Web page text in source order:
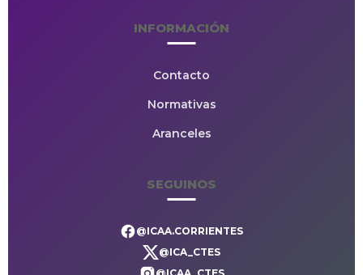
INFORMACIÓN
Contacto
Normativas
Aranceles
SEGUINOS
@ICAA.CORRIENTES
@ICA_CTES